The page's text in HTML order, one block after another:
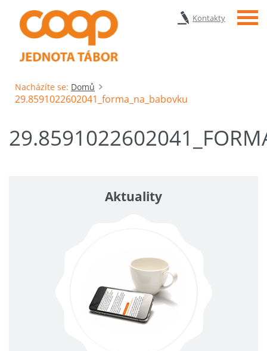
Kontakty Menu
Nacházíte se: Domů
29.8591022602041_forma_na_babovku
Aktuality